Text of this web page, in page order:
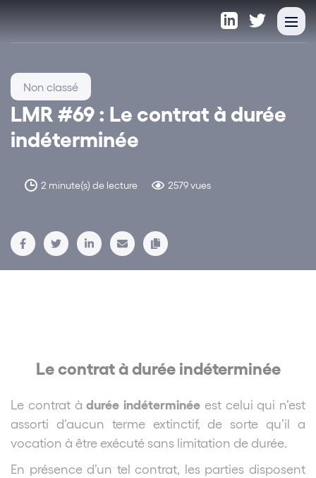
LMR #69 : Le contrat à durée
indéterminée
2 minute(s) de lecture 2579 vues
Non classé
Le contrat à durée indéterminée
Le contrat àdurée indéterminée est celui qui n’est
assorti d’aucun terme extinctif, de sorte qu’il a
vocation à être exécuté sans limitation de durée.
En présence d’un tel contrat, les parties disposent